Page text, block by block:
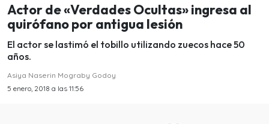
Actor de «Verdades Ocultas» ingresa al
quirófano por antigua lesión
El actor se lastimó el tobillo utilizando zuecos hace 50
años.
Asiya Naserin Mograby Godoy
5 enero, 2018 a las 11:56